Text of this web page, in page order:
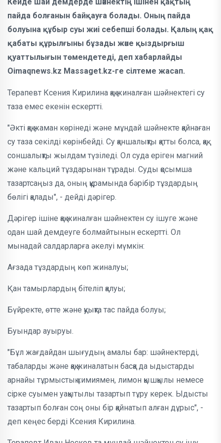
пайда болғанын байқауға болады. Оның пайда
болуына құбыр суы жиі себепші болады. Қалың қақ
қабаты құрылғыны бұзады және қыздырғыш
қуаттылығын төмендетеді, деп хабарлайды
Oimaqnews.kz Massaget.kz-ге сілтеме жасап.
Терапевт Ксения Кирилина қақ жиналған шәйнектегі су
таза емес екенін ескертті.
"Әкті қақ жаман көрінеді және мұндай шәйнекте қайнаған
су таза секілді көрінбейді. Су қаншалықты қатты болса, қақ
соншалықты жылдам түзіледі. Ол суда еріген магний
және кальций тұздарынан тұрады. Суды қосымша
тазартсаңыз да, оның құрамында бәрібір тұздардың
бөлігі қалады", - дейді дәрігер.
Дәрігер ішіне қақ жиналған шәйнектен су ішуге және
одан шай демдеуге болмайтынын ескертті. Ол
мынадай салдарларға әкелуі мүмкін:
Ағзада тұздардың көп жиналуы;
Қан тамырлардың бітеліп қалуы;
Бүйректе, өтте және қуықта тас пайда болуы;
Буындар ауыруы.
"Бұл жағдайдан шығудың амалы бар: шәйнектерді,
табаларды және қақ жиналатын басқа да ыдыстарды
арнайы тұрмыстық химиямен, лимон қышқылы немесе
сірке суымен уақытылы тазартып тұру керек. Ыдысты
тазартып болған соң оны бір қайнатып алған дұрыс", -
деп кеңес берді Ксения Кирилина.